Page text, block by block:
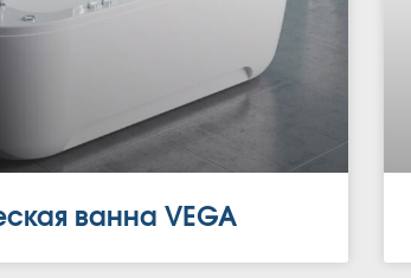
ванна VEGA